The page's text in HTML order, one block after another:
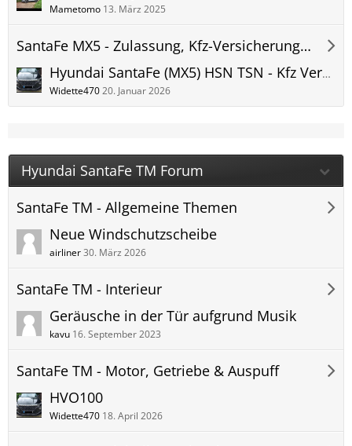
Mametomo 13. März 2025
SantaFe MX5 - Zulassung, Kfz-Versicherung & Kfz-Steuer
Hyundai SantaFe (MX5) HSN TSN - Kfz Versicherung - Herstellerschlüsselnummer + Typschlüsselnummer - Versicherungseinstufung
Widette47020. Januar 2026
Hyundai SantaFe TM Forum
SantaFe TM - Allgemeine Themen
Neue Windschutzscheibe
airliner30. März 2026
SantaFe TM - Interieur
Geräusche in der Tür aufgrund Musik
kavu 16. September 2023
SantaFe TM - Motor, Getriebe & Auspuff
HVO100
Widette470 18. April 2026